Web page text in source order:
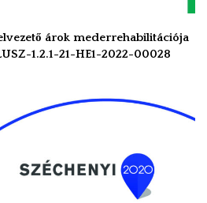
árok mederrehabilitációja
1.2.1-21-HE1-2022-00028